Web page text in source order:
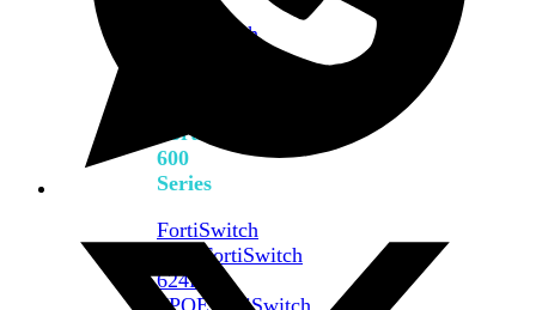
FortiSwitch
FortiSwitch
600
Series
FortiSwitch
FortiSwitch
624F-
FPOEFortiSwitch